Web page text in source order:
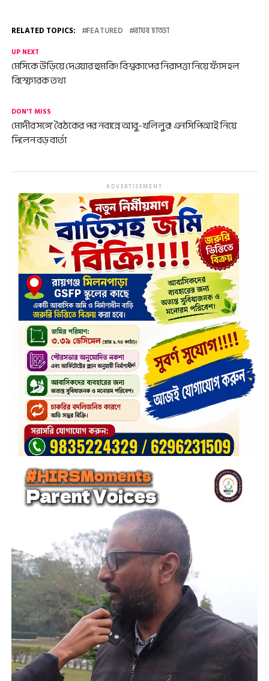
RELATED TOPICS: FEATURED রাঘব চাড্ডা
UP NEXT
মেসিকে উড়িয়ে দেওয়ার হুমকি! বিশ্বকাপের নিরাপত্তা নিয়ে ফাঁস হল
বিস্ফোরক তথ্য
DON'T MISS
মোদীর সঙ্গে বৈঠকের পর নবান্নে আবু-খলিলুর! এনসিপিআই নিয়ে
দিলেন বড় বার্তা
ADVERTISEMENT